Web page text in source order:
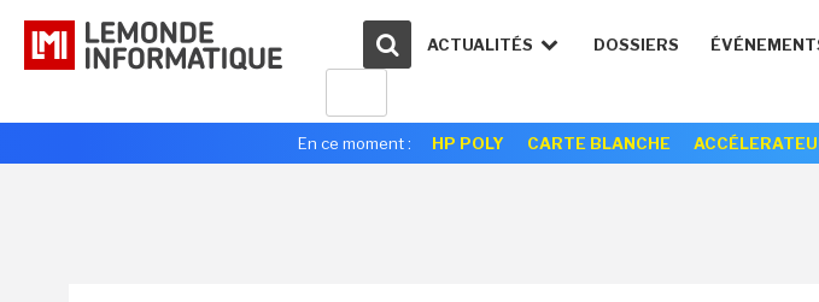
ACTUALITÉS DOSSIERS
En ce moment : HP POLY CARTE BLANCHE